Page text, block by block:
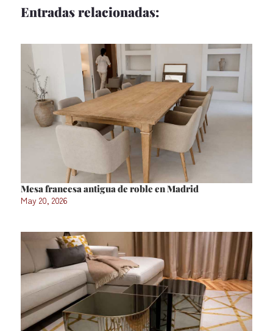
Entradas relacionadas:
Mesa francesa antigua de roble en Madrid
May 20, 2026